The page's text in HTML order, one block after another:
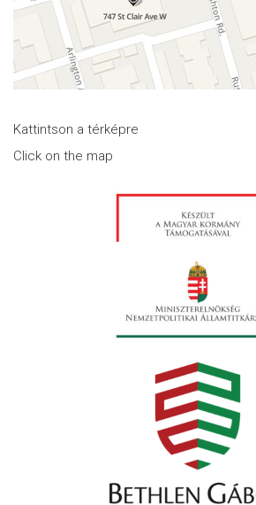
Kattintson a térképre
Click on the map